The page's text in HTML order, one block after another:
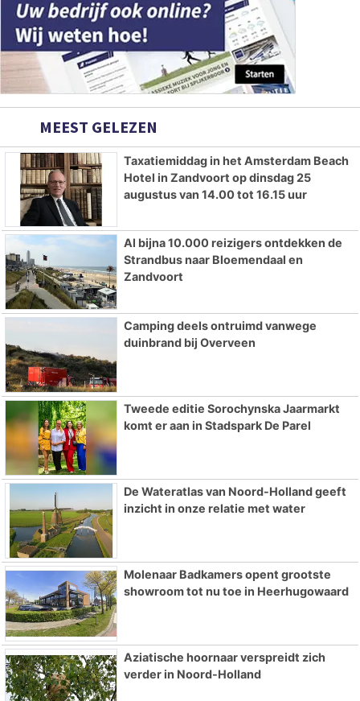
MEEST GELEZEN
Taxatiemiddag in het Amsterdam Beach
Hotel in Zandvoort op dinsdag 25
augustus van 14.00 tot 16.15 uur
Al bijna 10.000 reizigers ontdekken de
Strandbus naar Bloemendaal en
Zandvoort
Camping deels ontruimd vanwege
duinbrand bij Overveen
Tweede editie Sorochynska Jaarmarkt
komt er aan in Stadspark De Parel
De Wateratlas van Noord-Holland geeft
inzicht in onze relatie met water
Molenaar Badkamers opent grootste
showroom tot nu toe in Heerhugowaard
Aziatische hoornaar verspreidt zich
verder in Noord-Holland